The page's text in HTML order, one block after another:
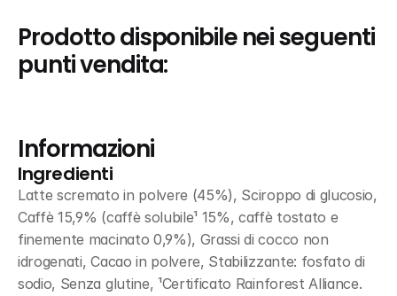
Prodotto disponibile nei seguenti
punti vendita:
Informazioni
Ingredienti
Latte scremato in polvere (45%), Sciroppo di glucosio,
Caffè 15,9% (caffè solubile¹ 15%, caffè tostato e
finemente macinato 0,9%), Grassi di cocco non
idrogenati, Cacao in polvere, Stabilizzante: fosfato di
sodio, Senza glutine, ¹Certificato Rainforest Alliance.